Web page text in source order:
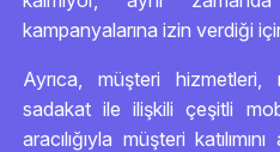
kampanyalarına izin verdiği
Ayrıca, müşteri hizmetleri,
sadakat ile ilişkili çeşitli
aracılığıyla müşteri